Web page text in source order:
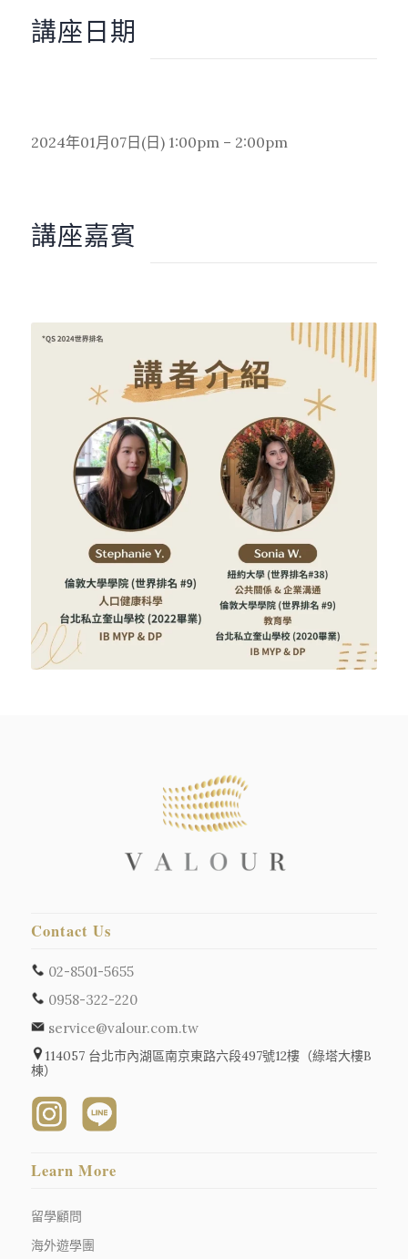
講座日期
2024年01月07日(日) 1:00pm – 2:00pm
講座嘉賓
Contact Us
02-8501-5655
0958-322-220
service@valour.com.tw
114057 台北市內湖區南京東路六段497號12樓（綠塔大樓B
棟）
Learn More
留學顧問
海外遊學團